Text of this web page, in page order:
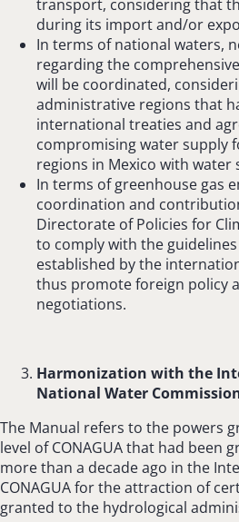
transport, considering that
during its import and/or
In terms of national waters,
regarding the
will be coordinated,
administrative regions that
international treaties and
compromising water supply
regions in Mexico with water
In terms of greenhouse gas
coordination and
Directorate of Policies for
to comply with the
established by the
thus promote foreign policy
negotiations.
Harmonization with the
National Water
The Manual refers to the powers
level of CONAGUA that had been
more than a decade ago in the
CONAGUA for the attraction of
granted to the hydrological